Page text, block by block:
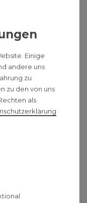
für die
Das
für
und Infotexten
für den
Einige
andere uns
zu
zu den von uns
als